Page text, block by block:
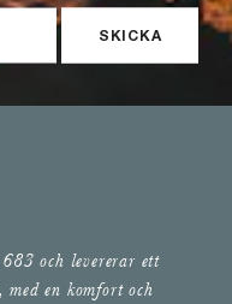
SKICKA
och levererar ett
en komfort och